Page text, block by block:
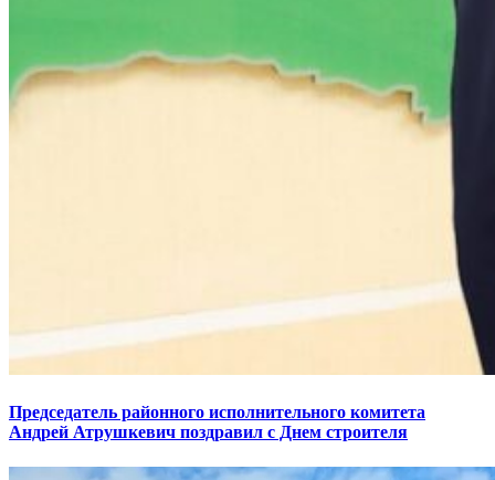
Председатель районного исполнительного комитета
Андрей Атрушкевич поздравил с Днем строителя